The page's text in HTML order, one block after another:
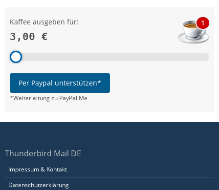
Kaffee ausgeben für:
3,00 €
1
Per Paypal unterstützen*
*Weiterleitung zu PayPal.Me
Thunderbird Mail DE
Impressum & Kontakt
Datenschutzerklärung